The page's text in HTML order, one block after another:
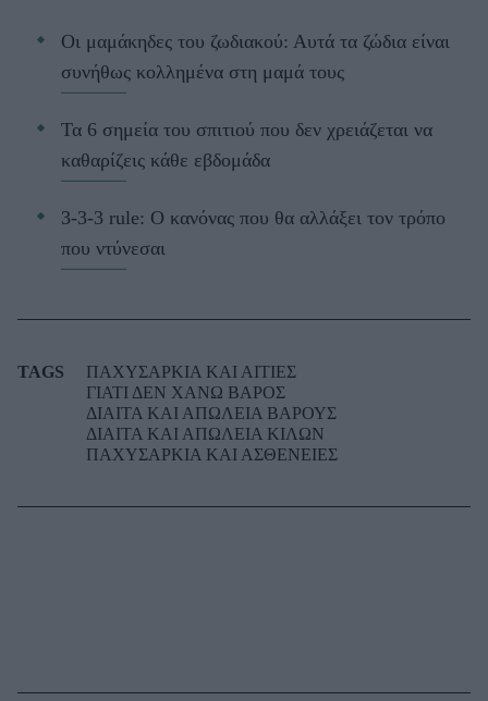
Οι μαμάκηδες του ζωδιακού: Αυτά τα ζώδια είναι
συνήθως κολλημένα στη μαμά τους
Τα 6 σημεία του σπιτιού που δεν χρειάζεται να
καθαρίζεις κάθε εβδομάδα
3-3-3 rule: Ο κανόνας που θα αλλάξει τον τρόπο
που ντύνεσαι
TAGS
ΠΑΧΥΣΑΡΚΙΑ ΚΑΙ ΑΙΤΙΕΣ
ΓΙΑΤΙ ΔΕΝ ΧΑΝΩ ΒΑΡΟΣ
ΔΙΑΙΤΑ ΚΑΙ ΑΠΩΛΕΙΑ ΒΑΡΟΥΣ
ΔΙΑΙΤΑ ΚΑΙ ΑΠΩΛΕΙΑ ΚΙΛΩΝ
ΠΑΧΥΣΑΡΚΙΑ ΚΑΙ ΑΣΘΕΝΕΙΕΣ